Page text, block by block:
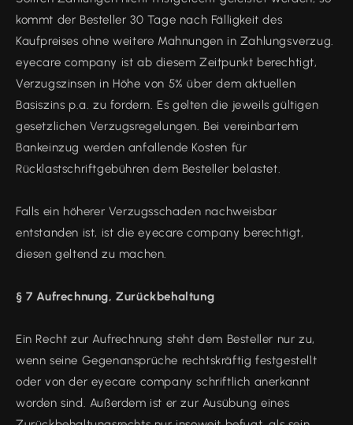
kommt der Besteller 30 Tage nach Fälligkeit des
Kaufpreises ohne weitere Mahnungen in Zahlungsverzug.
eyecare company ist ab diesem Zeitpunkt berechtigt,
Verzugszinsen in Höhe von 5% über dem aktuellen
Basiszins p.a. zu fordern. Es gelten die jeweils gültigen
gesetzlichen Verzugsregelungen. Bei vereinbartem
Bankeinzug werden anfallende Kosten für
Rücklastschriftgebühren dem Besteller belastet.
Falls ein höherer Verzugsschaden nachweisbar
entstanden ist, ist die eyecare company berechtigt,
diesen geltend zu machen.
§ 7 Aufrechnung, Zurückbehaltung
Ein Recht zur Aufrechnung steht dem Besteller nur zu,
wenn seine Gegenansprüche rechtskräftig festgestellt
oder von der eyecare company schriftlich anerkannt
worden sind. Außerdem ist er zur Ausübung eines